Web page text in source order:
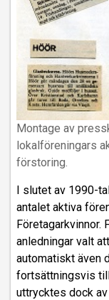
Montage av
lokalföreningars
förstoring.
I slutet av 1990-
antalet aktiva
Företagarkvinnor.
anledningar valt
automatiskt även
fortsättningsvis
uttrycktes dock